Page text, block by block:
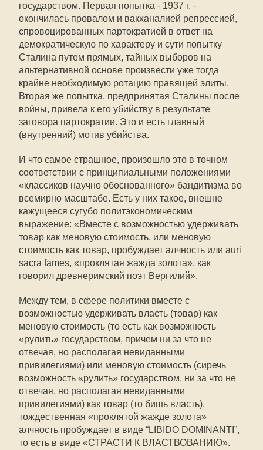
государством. Первая попытка - 1937 г. -
окончилась провалом и вакханалией репрессией,
спровоцированных партократией в ответ на
демократическую по характеру и сути попытку
Сталина путем прямых, тайных выборов на
альтернативной основе произвести уже тогда
крайне необходимую ротацию правящей элиты.
Вторая же попытка, предпринятая Сталины после
войны, привела к его убийству в результате
заговора партократии. Это и есть главный
(внутренний) мотив убийства.
И что самое страшное, произошло это в точном
соответствии с принципиальными положениями
«классиков научно обоснованного» бандитизма во
всемирно масштабе. Есть у них такое, внешне
кажущееся сугубо политэкономическим
выражение: «Вместе с возможностью удерживать
товар как меновую стоимость, или меновую
стоимость как товар, пробуждает алчность или auri
sacra fames, «проклятая жажда золота», как
говорил древнеримский поэт Вергилий».
Между тем, в сфере политики вместе с
возможностью удерживать власть (товар) как
меновую стоимость (то есть как возможность
«рулить» государством, причем ни за что не
отвечая, но располагая невиданными
привилегиями) или меновую стоимость (сиречь
возможность «рулить» государством, ни за что не
отвечая, но располагая невиданными
привилегиями) как товар (то бишь власть),
тождественная «проклятой жажде золота»
алчность пробуждает в виде “LIBIDO DOMINANTI”,
то есть в виде «СТРАСТИ К ВЛАСТВОВАНИЮ».